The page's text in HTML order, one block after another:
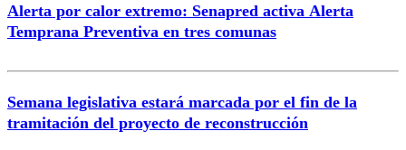
Alerta por calor extremo: Senapred activa Alerta
Temprana Preventiva en tres comunas
Semana legislativa estará marcada por el fin de la
tramitación del proyecto de reconstrucción